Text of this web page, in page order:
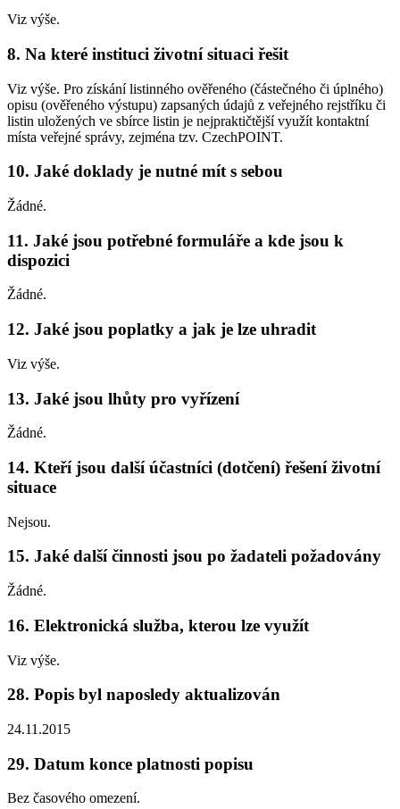
Viz výše.
8. Na které instituci životní situaci řešit
Viz výše. Pro získání listinného ověřeného (částečného či úplného)
opisu (ověřeného výstupu) zapsaných údajů z veřejného rejstříku či
listin uložených ve sbírce listin je nejpraktičtější využít kontaktní
místa veřejné správy, zejména tzv. CzechPOINT.
10. Jaké doklady je nutné mít s sebou
Žádné.
11. Jaké jsou potřebné formuláře a kde jsou k
dispozici
Žádné.
12. Jaké jsou poplatky a jak je lze uhradit
Viz výše.
13. Jaké jsou lhůty pro vyřízení
Žádné.
14. Kteří jsou další účastníci (dotčení) řešení životní
situace
Nejsou.
15. Jaké další činnosti jsou po žadateli požadovány
Žádné.
16. Elektronická služba, kterou lze využít
Viz výše.
28. Popis byl naposledy aktualizován
24.11.2015
29. Datum konce platnosti popisu
Bez časového omezení.